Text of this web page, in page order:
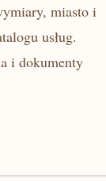
miasto i
usług.
i dokumenty